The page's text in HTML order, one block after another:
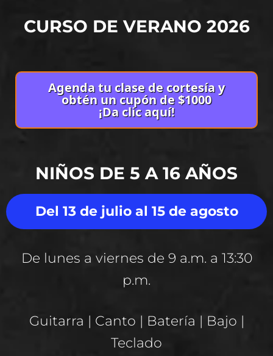
CURSO DE VERANO 2026
Agenda tu clase de cortesía y
obtén un cupón de $1000
¡Da clic aquí!
NIÑOS DE 5 A 16 AÑOS
Del 13 de julio al 15 de agosto
De lunes a viernes de 9 a.m. a 13:30
p.m.
Guitarra | Canto | Batería | Bajo |
Teclado